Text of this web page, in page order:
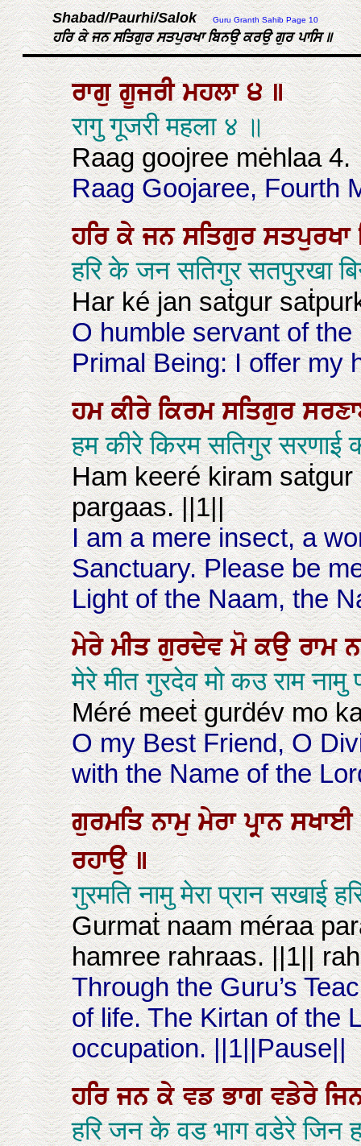
Shabad/Paurhi/Salok Guru Granth Sahib Page 10
ਹਰਿ ਕੇ ਜਨ ਸਤਿਗੁਰ ਸਤਪੁਰਖਾ ਬਿਨਉ ਕਰਉ ਗੁਰ ਪਾਸਿ ॥
ਰਾਗੁਗੂਜਰੀਮਹਲਾ੪॥
रागु गूजरी महला ४ ॥
Raag goojree mėhlaa 4.
Raag Goojaree, Fourth
ਹਰਿਕੇਜਨਸਤਿਗੁਰਸਤਪੁਰਖਾ
हरि के जन सतिगुर सतपुरखा
Har ké jan saṫgur
O humble servant of
Primal Being: I offer my
ਹਮਕੀਰੇਕਿਰਮਸਤਿਗੁਰ
हम कीरे किरम सतिगुर सरणाई
Ham keeré kiram saṫgur
pargaas. ||1||
I am a mere insect, a
Sanctuary. Please be
Light of the Naam, the
ਮੇਰੇਮੀਤਗੁਰਦੇਵਮੋਕਉਰਾਮ
मेरे मीत गुरदेव मो कउ राम नामु
Méré meeṫ gurḋév mo
O my Best Friend, O
with the Name of the
ਗੁਰਮਤਿਨਾਮੁਮੇਰਾਪ੍ਰਾਨਸਖਾਈ
ਰਹਾਉ॥
गुरमति नामु मेरा प्रान सखाई
Gurmaṫ naam méraa
hamree rahraas. ||1||
Through the Guru’s
of life. The Kirtan of the
occupation. ||1||Pause||
ਹਰਿਜਨਕੇਵਡਭਾਗਵਡੇਰੇ
हरि जन के वड भाग वडेरे जिन